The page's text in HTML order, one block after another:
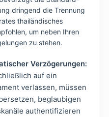
dringend die Trennung
thailändisches
um neben Ihren
zu stehen.
Verzögerungen:
auf ein
verlassen, müssen
beglaubigen
authentifizieren